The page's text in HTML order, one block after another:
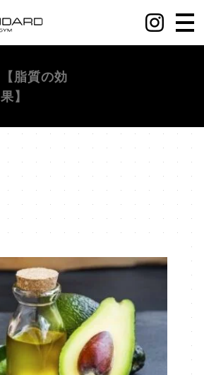
【脂質の効
果】